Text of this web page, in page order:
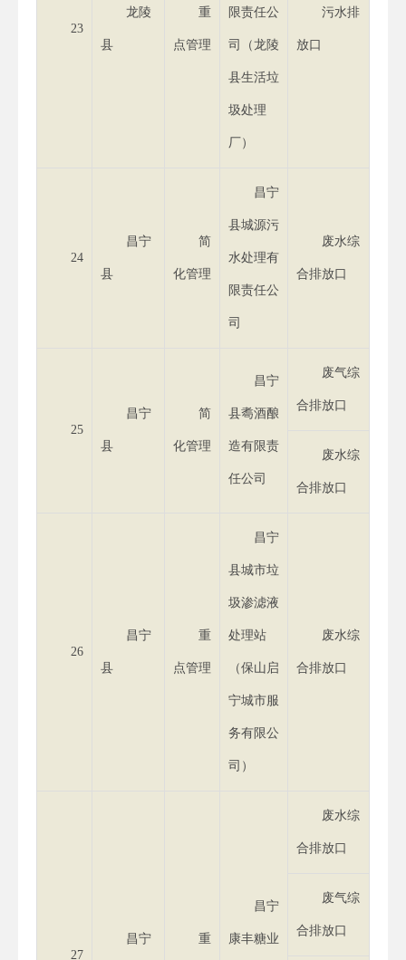
23
龙陵
县
重
点管理
限责任公
司（龙陵
县生活垃
圾处理
厂）
污水排
放口
24
昌宁
县
简
化管理
昌宁
县城源污
水处理有
限责任公
司
废水综
合排放口
25
昌宁
县
简
化管理
昌宁
县耈酒酿
造有限责
任公司
废气综
合排放口
废水综
合排放口
26
昌宁
县
重
点管理
昌宁
县城市垃
圾渗滤液
处理站
（保山启
宁城市服
务有限公
司）
废水综
合排放口
27
昌宁 重
昌宁
康丰糖业
废水综
合排放口
废气综
合排放口